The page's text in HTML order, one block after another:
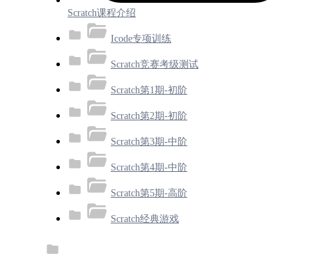
Scratch课程介绍
Icode专项训练
Scratch竞赛考级测试
Scratch第1期-初阶
Scratch第2期-初阶
Scratch第3期-中阶
Scratch第4期-中阶
Scratch第5期-高阶
Scratch经典游戏